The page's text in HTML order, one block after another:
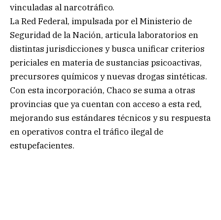
vinculadas al narcotráfico.
La Red Federal, impulsada por el Ministerio de
Seguridad de la Nación, articula laboratorios en
distintas jurisdicciones y busca unificar criterios
periciales en materia de sustancias psicoactivas,
precursores químicos y nuevas drogas sintéticas.
Con esta incorporación, Chaco se suma a otras
provincias que ya cuentan con acceso a esta red,
mejorando sus estándares técnicos y su respuesta
en operativos contra el tráfico ilegal de
estupefacientes.